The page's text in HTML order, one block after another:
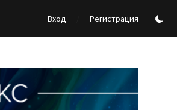
Вход Регистрация